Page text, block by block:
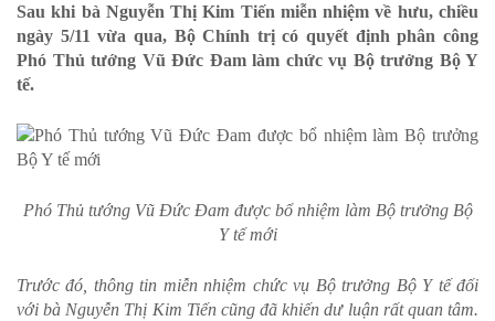
Sau khi bà Nguyễn Thị Kim Tiến miễn nhiệm về hưu, chiều
ngày 5/11 vừa qua, Bộ Chính trị có quyết định phân công
Phó Thủ tướng Vũ Đức Đam làm chức vụ Bộ trưởng Bộ Y
tế.
Phó Thủ tướng Vũ Đức Đam được bổ nhiệm làm Bộ trưởng Bộ
Y tế mới
Trước đó, thông tin miễn nhiệm chức vụ Bộ trưởng Bộ Y tế đối
với bà Nguyễn Thị Kim Tiến cũng đã khiến dư luận rất quan tâm.